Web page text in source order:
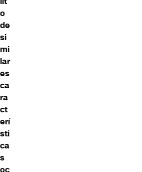
o
de
si
mi
lar
es
ca
ra
ct
erí
sti
ca
s